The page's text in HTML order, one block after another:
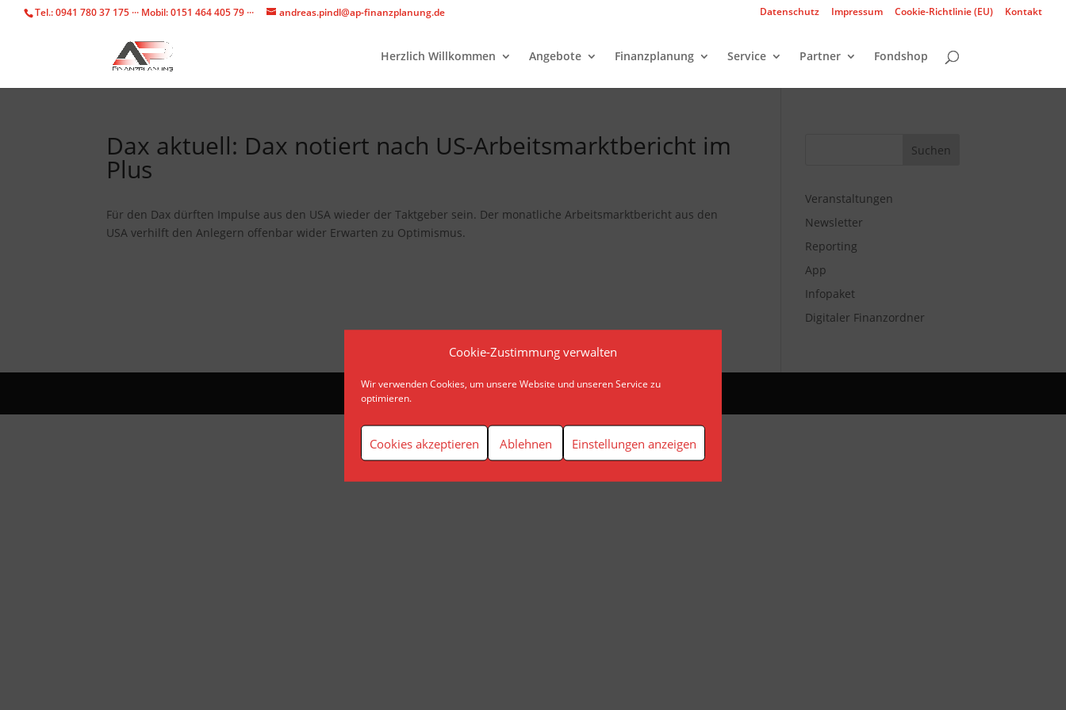
Cookie-Zustimmung verwalten
Wir verwenden Cookies, um unsere Website und unseren Service zu
optimieren.
Cookies akzeptieren Ablehnen Einstellungen anzeigen
Tel.: 0941 780 37 175 ··· Mobil: 0151 464 405 79 ··· andreas.pindl@ap-finanzplanung.de Datenschutz Impressum Cookie-Richtlinie (EU) Kontakt
Herzlich Willkommen Angebote Finanzplanung Service Partner Fondshop
Dax aktuell: Dax notiert nach US-Arbeitsmarktbericht im
Plus
Für den Dax dürften Impulse aus den USA wieder der Taktgeber sein. Der monatliche Arbeitsmarktbericht aus den
USA verhilft den Anlegern offenbar wider Erwarten zu Optimismus.
Veranstaltungen
Newsletter
Reporting
App
Infopaket
Digitaler Finanzordner
© AP Finanzplanung Andreas Pindl